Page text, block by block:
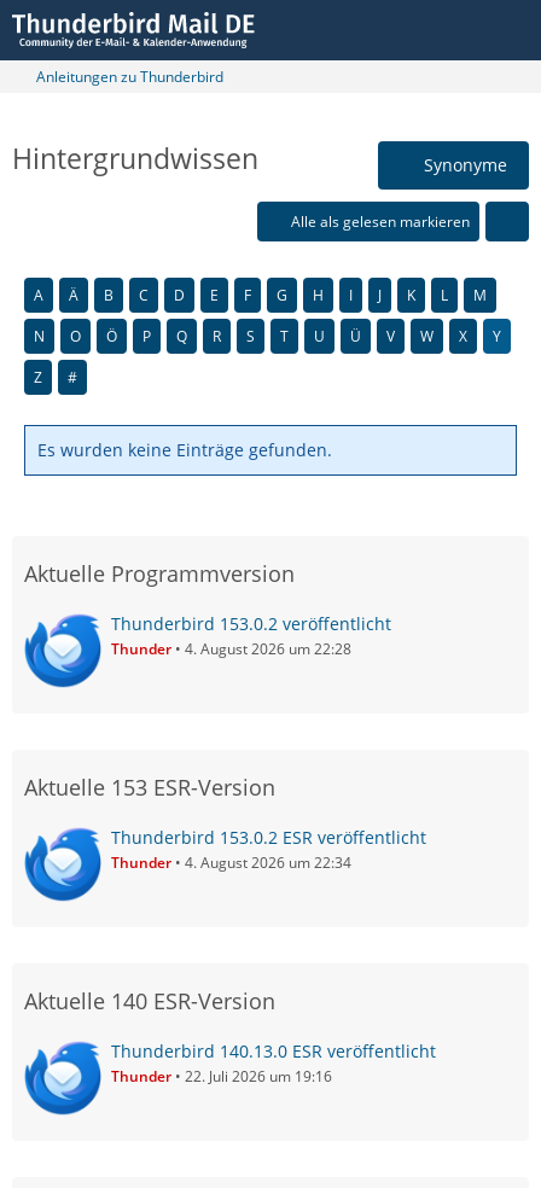
Anleitungen zu Thunderbird
Hintergrundwissen Synonyme
Alle als gelesen markieren
A Ä B C D E F G H I J K L
M
N
O Ö P Q R S T U Ü V W X
Y
Z
#
Es wurden keine Einträge gefunden.
Aktuelle Programmversion
Thunderbird 153.0.2 veröffentlicht
Thunder 4. August 2026 um 22:28
Aktuelle 153 ESR-Version
Thunderbird 153.0.2 ESR veröffentlicht
Thunder 4. August 2026 um 22:34
Aktuelle 140 ESR-Version
Thunderbird 140.13.0 ESR veröffentlicht
Thunder 22. Juli 2026 um 19:16